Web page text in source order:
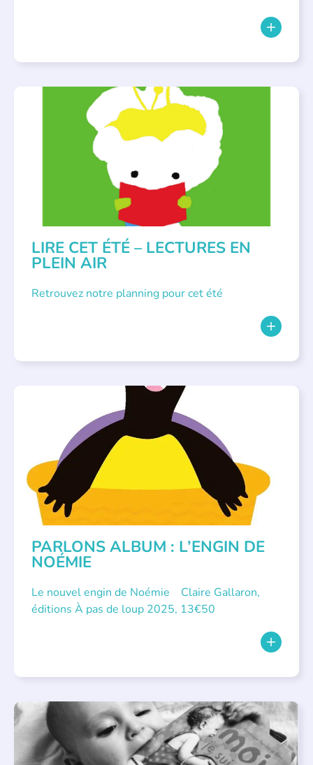
BIBLIOTHÈQUES ÉVÉNEMENTS , LECTURE INDIVIDUALISÉE
LITTÉRATURE JEUNESSE
LIRE CET ÉTÉ – LECTURES EN
PLEIN AIR
Retrouvez notre planning pour cet été
PARLONS ALBUM : L’ENGIN DE
NOÉMIE
Le nouvel engin de Noémie Claire Gallaron,
éditions À pas de loup 2025, 13€50
APPEL À SOUTIEN